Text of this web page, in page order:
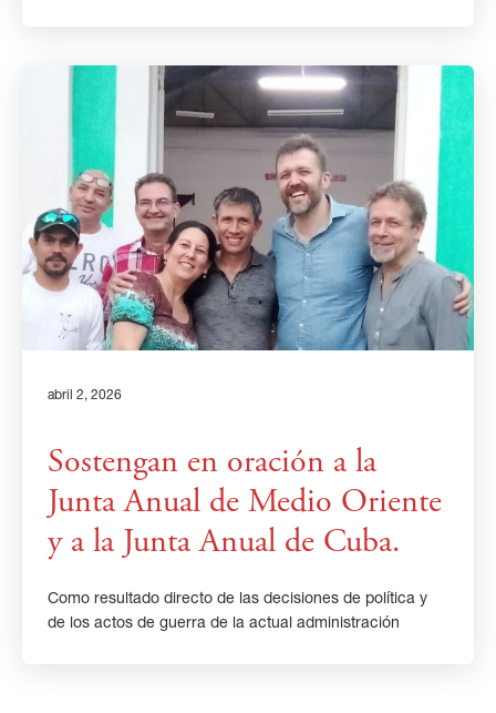
abril 2, 2026
Sostengan en oración a la
Junta Anual de Medio Oriente
y a la Junta Anual de Cuba.
Como resultado directo de las decisiones de política y
de los actos de guerra de la actual administración